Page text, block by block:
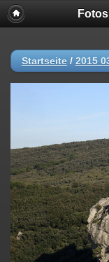
Startseite / 2015